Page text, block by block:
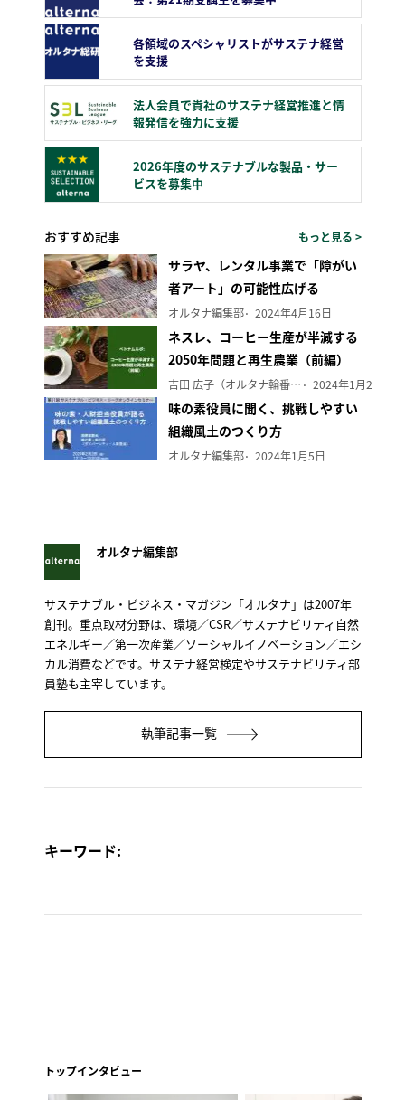
各領域のスペシャリストがサステナ経営
を支援
法人会員で貴社のサステナ経営推進と情
報発信を強力に支援
2026年度のサステナブルな製品・サー
ビスを募集中
おすすめ記事 もっと見る >
サラヤ、レンタル事業で「障がい
者アート」の可能性広げる
オルタナ編集部 2024年4月16日
ネスレ、コーヒー生産が半減する
2050年問題と再生農業（前編）
吉田 広子（オルタナ輪番編集長） 2024年1月29日
味の素役員に聞く、挑戦しやすい
組織風土のつくり方
オルタナ編集部 2024年1月5日
オルタナ編集部
サステナブル・ビジネス・マガジン「オルタナ」は2007年
創刊。重点取材分野は、環境／CSR／サステナビリティ自然
エネルギー／第一次産業／ソーシャルイノベーション／エシ
カル消費などです。サステナ経営検定やサステナビリティ部
員塾も主宰しています。
執筆記事一覧
キーワード:
トップインタビュー